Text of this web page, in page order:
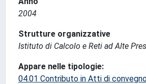
2004
Strutture organizzative
Istituto di Calcolo e Reti ad Alte
Appare nelle tipologie:
04.01 Contributo in Atti di